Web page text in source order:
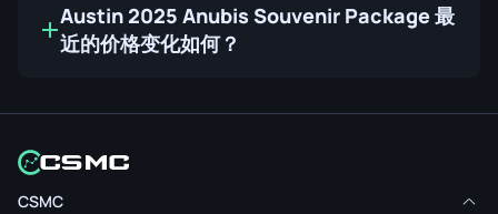
Austin 2025 Anubis Souvenir Package 最
近的价格变化如何？
CSMC